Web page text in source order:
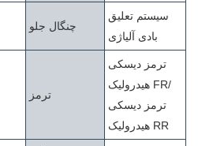
چنگال جلو
سیستم تعلیق
بادی آلیاژی
ترمز
ترمز دیسکی
هیدرولیک FR/
ترمز دیسکی
هیدرولیک RR